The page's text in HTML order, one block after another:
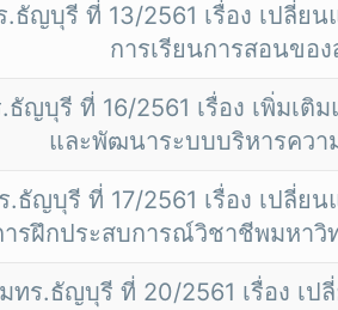
.ธัญบุรี ที่ 13/2561 เรื่อง เปลี่
การเรียนการสอนขอ
ธัญบุรี ที่ 16/2561 เรื่อง เพิ่มเ
และพัฒนาระบบบริหารควา
.ธัญบุรี ที่ 17/2561 เรื่อง เปลี่
ารฝึกประสบการณ์วิชาชีพมหา
ทร.ธัญบุรี ที่ 20/2561 เรื่อง เ